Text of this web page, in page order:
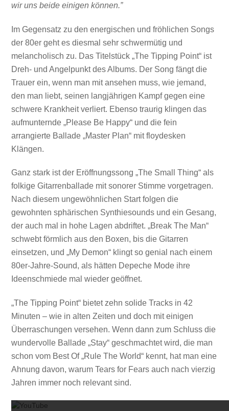
wir uns beide einigen können.”
Im Gegensatz zu den energischen und fröhlichen Songs
der 80er geht es diesmal sehr schwermütig und
melancholisch zu. Das Titelstück „The Tipping Point“ ist
Dreh- und Angelpunkt des Albums. Der Song fängt die
Trauer ein, wenn man mit ansehen muss, wie jemand,
den man liebt, seinen langjährigen Kampf gegen eine
schwere Krankheit verliert. Ebenso traurig klingen das
aufmunternde „Please Be Happy“ und die fein
arrangierte Ballade „Master Plan“ mit floydesken
Klängen.
Ganz stark ist der Eröffnungssong „The Small Thing“ als
folkige Gitarrenballade mit sonorer Stimme vorgetragen.
Nach diesem ungewöhnlichen Start folgen die
gewohnten sphärischen Synthiesounds und ein Gesang,
der auch mal in hohe Lagen abdriftet. „Break The Man“
schwebt förmlich aus den Boxen, bis die Gitarren
einsetzen, und „My Demon“ klingt so genial nach einem
80er-Jahre-Sound, als hätten Depeche Mode ihre
Ideenschmiede mal wieder geöffnet.
„The Tipping Point“ bietet zehn solide Tracks in 42
Minuten – wie in alten Zeiten und doch mit einigen
Überraschungen versehen. Wenn dann zum Schluss die
wundervolle Ballade „Stay“ geschmachtet wird, die man
schon vom Best Of „Rule The World“ kennt, hat man eine
Ahnung davon, warum Tears for Fears auch nach vierzig
Jahren immer noch relevant sind.
Mit